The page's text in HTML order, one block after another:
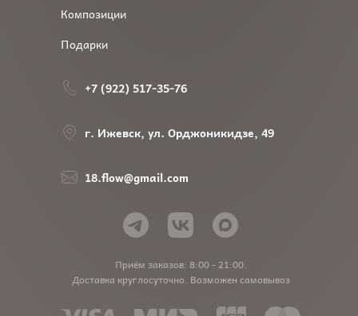
Приём заказов: 8:00 - 21:00.
Доставка круглосуточно. Возможен самовывоз
Композиции
Подарки
+7 (922) 517-35-76
г. Ижевск, ул. Орджоникидзе, 49
18.flow@gmail.com